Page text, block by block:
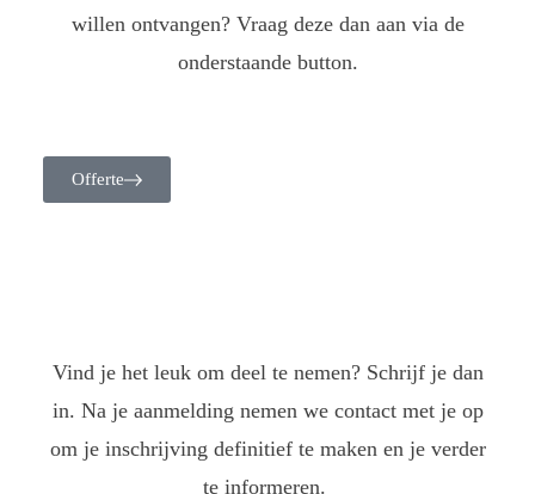
willen ontvangen? Vraag deze dan aan via de
onderstaande button.
Offerte
Vind je het leuk om deel te nemen? Schrijf je dan
in. Na je aanmelding nemen we contact met je op
om je inschrijving definitief te maken en je verder
te informeren.